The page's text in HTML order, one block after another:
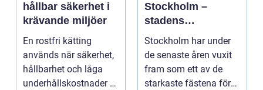
hållbar säkerhet i
krävande miljöer
En rostfri kätting
används när säkerhet,
hållbarhet och låga
underhållskostnader är
Stockholm –
stadens
vardagsrum för
skratt
Stockholm har under
de senaste åren vuxit
fram som ett av de
starkaste fästena för